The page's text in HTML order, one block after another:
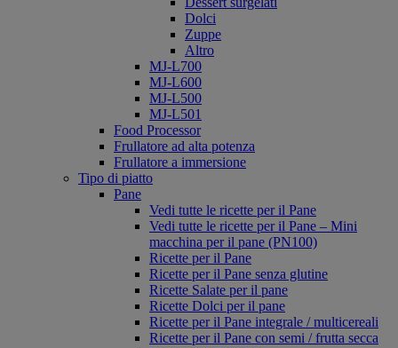
Dolci
Zuppe
Altro
MJ-L700
MJ-L600
MJ-L500
MJ-L501
Food Processor
Frullatore ad alta potenza
Frullatore a immersione
Tipo di piatto
Pane
Vedi tutte le ricette per il Pane
Vedi tutte le ricette per il Pane – Mini
macchina per il pane (PN100)
Ricette per il Pane
Ricette per il Pane senza glutine
Ricette Salate per il pane
Ricette Dolci per il pane
Ricette per il Pane integrale / multicereali
Ricette per il Pane con semi / frutta secca